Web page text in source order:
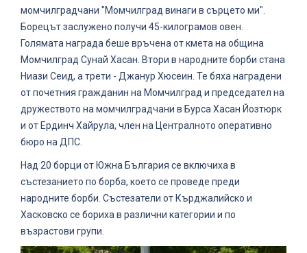
момчилградчани "Момчилград винаги в сърцето ми".
Борецът заслужено получи 45-килограмов овен.
Голямата награда беше връчена от кмета на община
Момчилград Сунай Хасан. Втори в народните борби стана
Ниази Сеид, а трети - Джанур Хюсеин. Те бяха наградени
от почетния гражданин на Момчилград и председател на
дружеството на момчилградчани в Бурса Хасан Йозтюрк
и от Ердинч Хайрула, член на Централното оперативно
бюро на ДПС.
Над 20 борци от Южна България се включиха в
състезанието по борба, което се проведе преди
народните борби. Състезатели от Кърджалийско и
Хасковско се бориха в различни категории и по
възрастови групи.